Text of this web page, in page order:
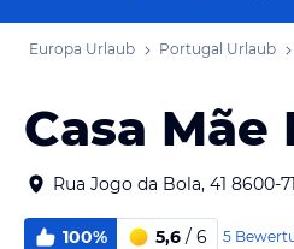
Europa Urlaub Portugal Urlaub
Casa Mãe
Rua Jogo da Bola, 41 8600-
100% 5,6 / 6 5